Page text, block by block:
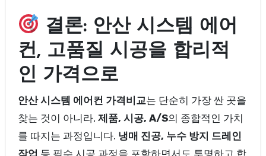
결론: 안산 시스템 에어
컨, 고품질 시공을 합리적
인 가격으로
안산 시스템 에어컨 가격비교는 단순히 가장 싼 곳을
찾는 것이 아니라, 제품, 시공, A/S의 종합적인 가치
를 따지는 과정입니다. 냉매 진공, 누수 방지 드레인